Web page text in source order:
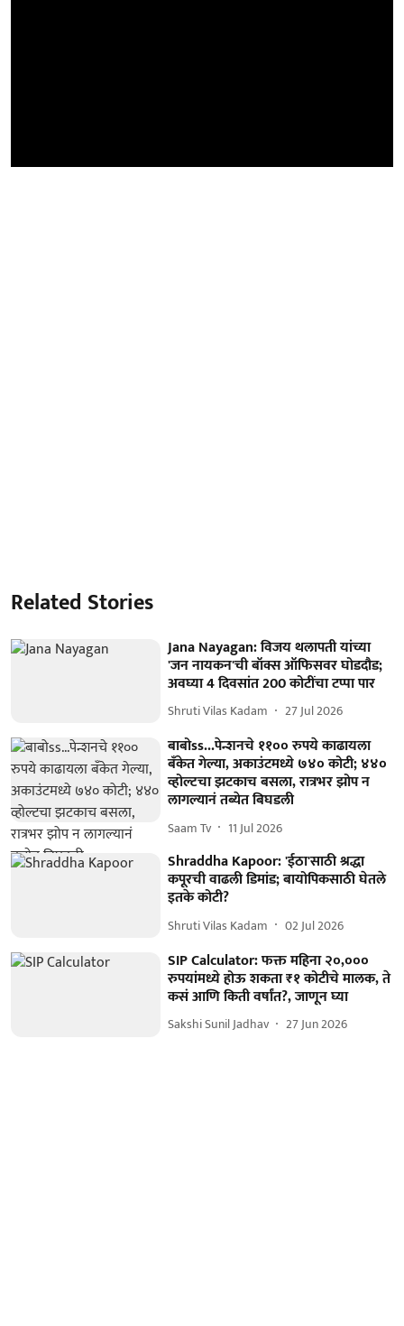
Related Stories
Jana Nayagan: विजय थलापती यांच्या
'जन नायकन'ची बॉक्स ऑफिसवर घोडदौड;
अवघ्या 4 दिवसांत 200 कोटींचा टप्पा पार
Shruti Vilas Kadam 27 Jul 2026
बाबोss...पेन्शनचे ११०० रुपये काढायला
बँकेत गेल्या, अकाउंटमध्ये ७४० कोटी; ४४०
व्होल्टचा झटकाच बसला, रात्रभर झोप न
लागल्यानं तब्येत बिघडली
Saam Tv 11 Jul 2026
Shraddha Kapoor: 'ईठा'साठी श्रद्धा
कपूरची वाढली डिमांड; बायोपिकसाठी घेतले
इतके कोटी?
Shruti Vilas Kadam 02 Jul 2026
SIP Calculator: फक्त महिना २०,०००
रुपयांमध्ये होऊ शकता ₹१ कोटीचे मालक, ते
कसं आणि किती वर्षांत?, जाणून घ्या
Sakshi Sunil Jadhav 27 Jun 2026